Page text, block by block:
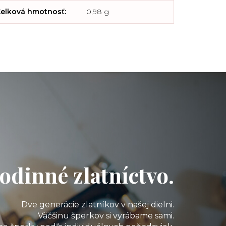
hmotnosť: 0,98 g
zlatníctvo.
Dve generácie zlatníkov v našej dielni.
Väčšinu šperkov si vyrábame sami.